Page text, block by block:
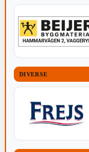
DIVERSE